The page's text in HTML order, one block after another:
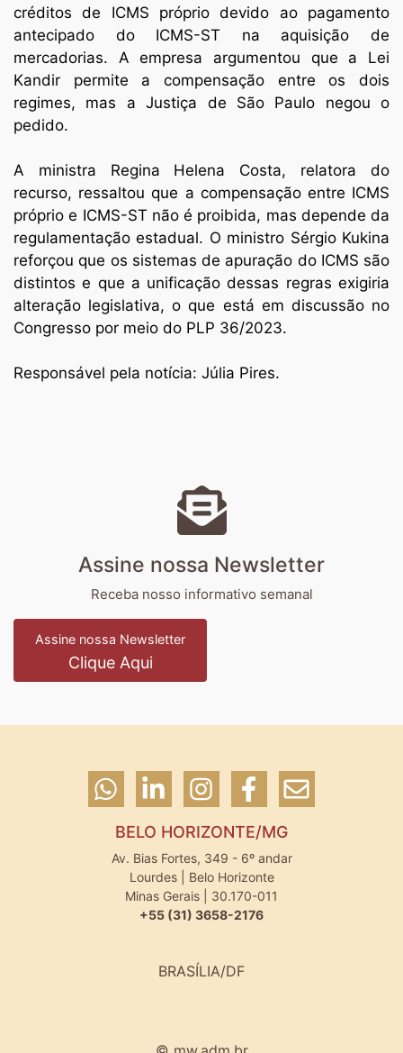
créditos de ICMS próprio devido ao pagamento
antecipado do ICMS-ST na aquisição de
mercadorias. A empresa argumentou que a Lei
Kandir permite a compensação entre os dois
regimes, mas a Justiça de São Paulo negou o
pedido.
A ministra Regina Helena Costa, relatora do
recurso, ressaltou que a compensação entre ICMS
próprio e ICMS-ST não é proibida, mas depende da
regulamentação estadual. O ministro Sérgio Kukina
reforçou que os sistemas de apuração do ICMS são
distintos e que a unificação dessas regras exigiria
alteração legislativa, o que está em discussão no
Congresso por meio do PLP 36/2023.
Responsável pela notícia: Júlia Pires.
Assine nossa Newsletter
Receba nosso informativo semanal
Assine nossa Newsletter
Clique Aqui
BELO HORIZONTE/MG
Av. Bias Fortes, 349 - 6º andar
Lourdes | Belo Horizonte
Minas Gerais | 30.170-011
+55 (31) 3658-2176
BRASÍLIA/DF